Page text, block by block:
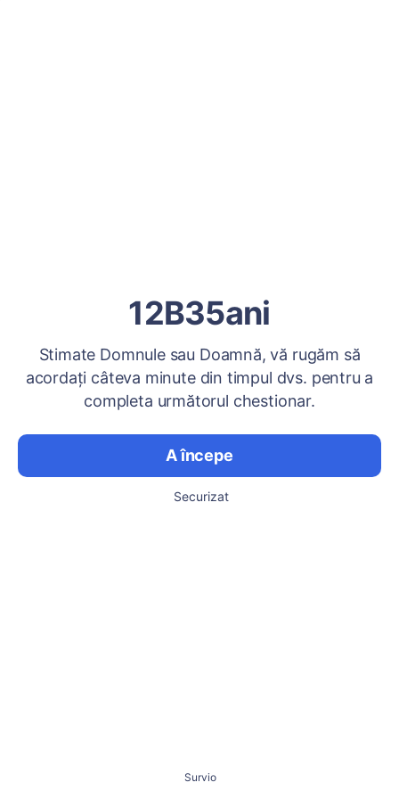
12B35ani
Stimate Domnule sau Doamnă, vă rugăm să
acordați câteva minute din timpul dvs. pentru a
completa următorul chestionar.
A începe
Securizat
Survio